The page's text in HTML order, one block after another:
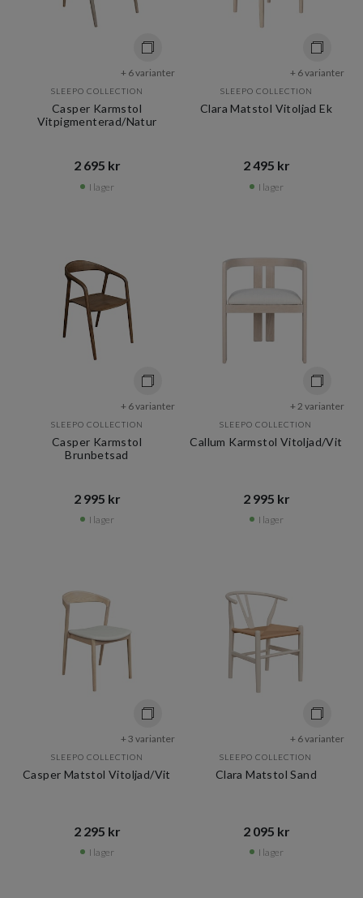
+ 6 varianter
SLEEPO COLLECTION
Casper Karmstol
Vitpigmenterad/Natur
2 695 kr​​
I lager
+ 6 varianter
SLEEPO COLLECTION
Clara Matstol Vitoljad Ek
2 495 kr​​
I lager
+ 6 varianter
SLEEPO COLLECTION
Casper Karmstol
Brunbetsad
2 995 kr​​
I lager
+ 2 varianter
SLEEPO COLLECTION
Callum Karmstol Vitoljad/Vit
2 995 kr​​
I lager
+ 3 varianter
SLEEPO COLLECTION
Casper Matstol Vitoljad/Vit
2 295 kr​​
I lager
+ 6 varianter
SLEEPO COLLECTION
Clara Matstol Sand
2 095 kr​​
I lager